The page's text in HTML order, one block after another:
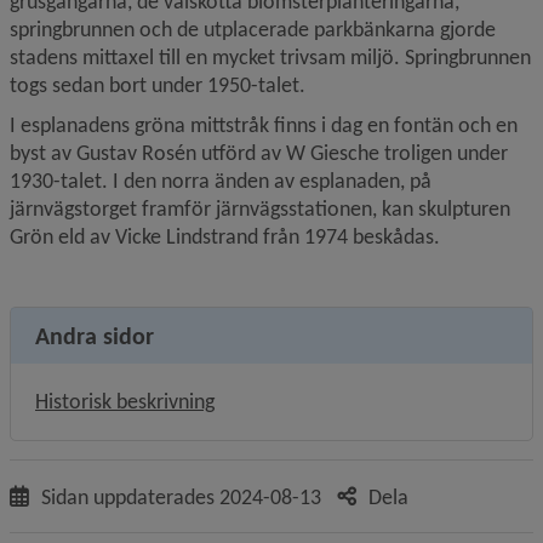
springbrunnen och de utplacerade parkbänkarna gjorde
stadens mittaxel till en mycket trivsam miljö. Springbrunnen
togs sedan bort under 1950-talet.
I esplanadens gröna mittstråk finns i dag en fontän och en
byst av Gustav Rosén utförd av W Giesche troligen under
1930-talet. I den norra änden av esplanaden, på
järnvägstorget framför järnvägsstationen, kan skulpturen
Grön eld av Vicke Lindstrand från 1974 beskådas.
Andra sidor
Historisk beskrivning
Sidan uppdaterades 2024-08-13 Dela